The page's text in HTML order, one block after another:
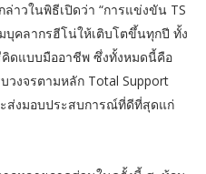
าวในพิธีเปิดว่า “การแข่งขัน TS
คลากรฮีโน่ให้เติบโตขึ้นทุกปี ทั้ง
ดแบบมืออาชีพ ซึ่งทั้งหมดนี้คือ
วงจรตามหลัก Total Support
ส่งมอบประสบการณ์ที่ดีที่สุดแก่